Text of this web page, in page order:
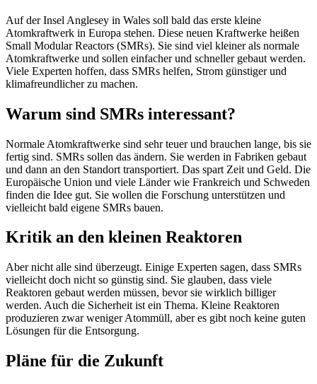
Auf der Insel Anglesey in Wales soll bald das erste kleine
Atomkraftwerk in Europa stehen. Diese neuen Kraftwerke heißen
Small Modular Reactors (SMRs). Sie sind viel kleiner als normale
Atomkraftwerke und sollen einfacher und schneller gebaut werden.
Viele Experten hoffen, dass SMRs helfen, Strom günstiger und
klimafreundlicher zu machen.
Warum sind SMRs interessant?
Normale Atomkraftwerke sind sehr teuer und brauchen lange, bis sie
fertig sind. SMRs sollen das ändern. Sie werden in Fabriken gebaut
und dann an den Standort transportiert. Das spart Zeit und Geld. Die
Europäische Union und viele Länder wie Frankreich und Schweden
finden die Idee gut. Sie wollen die Forschung unterstützen und
vielleicht bald eigene SMRs bauen.
Kritik an den kleinen Reaktoren
Aber nicht alle sind überzeugt. Einige Experten sagen, dass SMRs
vielleicht doch nicht so günstig sind. Sie glauben, dass viele
Reaktoren gebaut werden müssen, bevor sie wirklich billiger
werden. Auch die Sicherheit ist ein Thema. Kleine Reaktoren
produzieren zwar weniger Atommüll, aber es gibt noch keine guten
Lösungen für die Entsorgung.
Pläne für die Zukunft